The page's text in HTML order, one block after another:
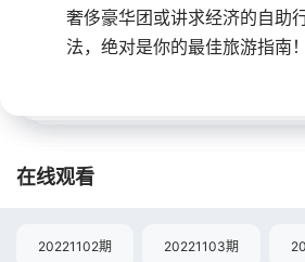
奢侈豪华团或讲求经济的自助
法，绝对是你的最佳旅游指南！
在线观看
20221102期 20221103期